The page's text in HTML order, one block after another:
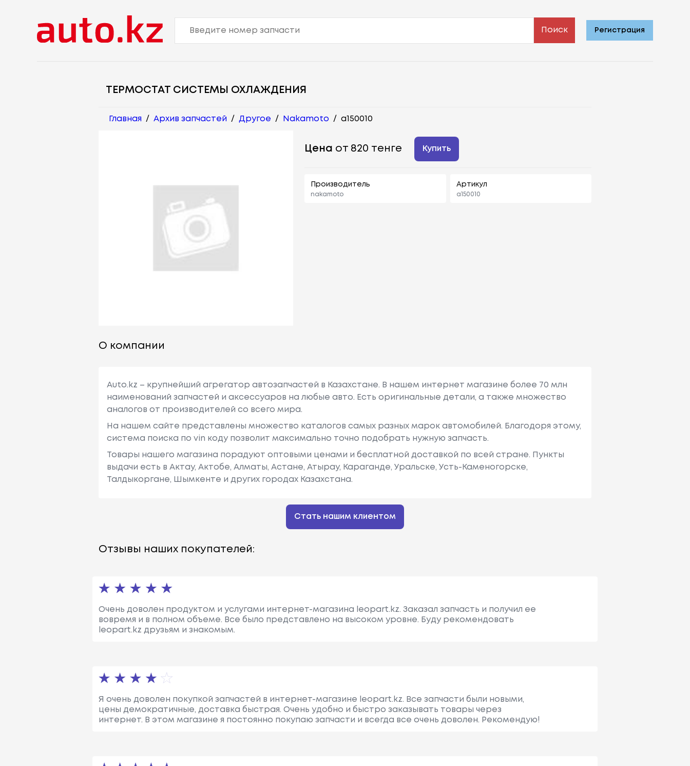
Поиск Регистрация
ТЕРМОСТАТ СИСТЕМЫ ОХЛАЖДЕНИЯ
Главная / Архив запчастей / Другое / Nakamoto / a150010
Цена от 820 тенге Купить
Производитель
nakamoto
Артикул
a150010
О компании
Auto.kz – крупнейший агрегатор автозапчастей в Казахстане. В нашем интернет магазине более 70 млн
наименований запчастей и аксессуаров на любые авто. Есть оригинальные детали, а также множество
аналогов от производителей со всего мира.
На нашем сайте представлены множество каталогов самых разных марок автомобилей. Благодоря этому,
система поиска по vin коду позволит максимально точно подобрать нужную запчасть.
Товары нашего магазина порадуют оптовыми ценами и бесплатной доставкой по всей стране. Пункты
выдачи есть в Актау, Актобе, Алматы, Астане, Атырау, Караганде, Уральске, Усть-Каменогорске,
Талдыкоргане, Шымкенте и других городах Казахстана.
Стать нашим клиентом
Отзывы наших покупателей:
Очень доволен продуктом и услугами интернет-магазина leopart.kz. Заказал запчасть и получил ее
вовремя и в полном объеме. Все было представлено на высоком уровне. Буду рекомендовать
leopart.kz друзьям и знакомым.
Я очень доволен покупкой запчастей в интернет-магазине leopart.kz. Все запчасти были новыми,
цены демократичные, доставка быстрая. Очень удобно и быстро заказывать товары через
интернет. В этом магазине я постоянно покупаю запчасти и всегда все очень доволен. Рекомендую!